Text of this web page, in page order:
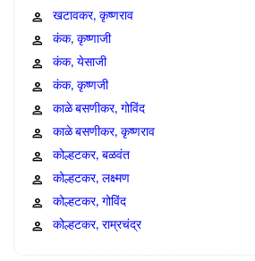
खटावकर, कृष्णराव
कंक, कृष्णाजी
कंक, येसाजी
कंक, कृष्णजी
काळे बसणीकर, गोविंद
काळे बसणीकर, कृष्णराव
कोल्हटकर, बळवंत
कोल्हटकर, लक्ष्मण
कोल्हटकर, गोविंद
कोल्हटकर, राम्रचंद्र